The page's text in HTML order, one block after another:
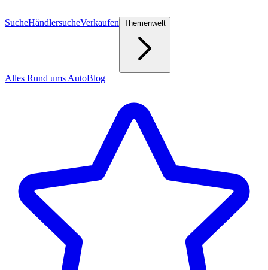
SucheHändlersucheVerkaufen Themenwelt
Alles Rund ums AutoBlog